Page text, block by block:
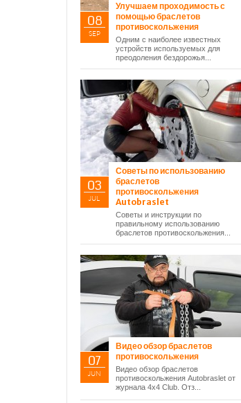
08
SEP
Улучшаем проходимость с
помощью браслетов
противоскольжения
Одним с наиболее известных
устройств используемых для
преодоления бездорожья...
03
JUL
Советы по использованию
браслетов
противоскольжения
Autobraslet
Советы и инструкции по
правильному использованию
браслетов противоскольжения...
07
JUN
Видео обзор браслетов
противоскольжения
Видео обзор браслетов
противоскольжения Autobraslet от
журнала 4х4 Club. Отз...